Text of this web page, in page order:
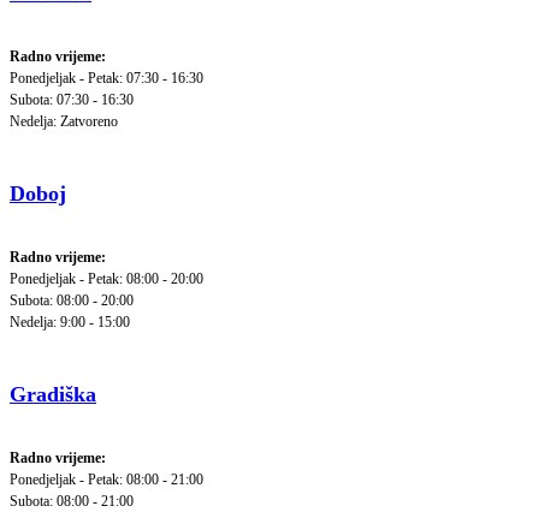
Radno vrijeme:
Ponedjeljak - Petak: 07:30 - 16:30
Subota: 07:30 - 16:30
Nedelja: Zatvoreno
Doboj
Radno vrijeme:
Ponedjeljak - Petak: 08:00 - 20:00
Subota: 08:00 - 20:00
Nedelja: 9:00 - 15:00
Gradiška
Radno vrijeme:
Ponedjeljak - Petak: 08:00 - 21:00
Subota: 08:00 - 21:00